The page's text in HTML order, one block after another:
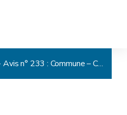
CADA - Avis n° 233 : Commune – Consultation – Cadastre – Document à caractère personnel (non) – Intérêt (non) - Compétence exclusive de l'administration cadastrale – Vie privée – Incidence du Règlement général sur la protection des données – Compétence de l'Autorité de protection des données – Communication partielle